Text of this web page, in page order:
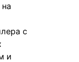
с
и